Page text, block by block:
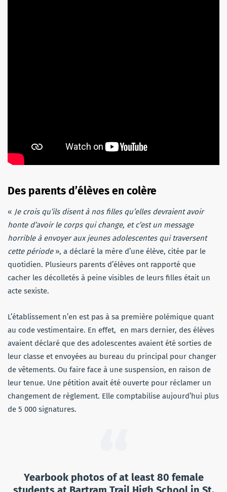
Des parents d’élèves en colère
« Je crois qu’ils disent à nos filles qu’elles devraient avoir
honte d’avoir le corps qui change, et c’est un message
horrible à envoyer aux jeunes adolescentes qui traversent
cette période», a déclaré la mère d’une élève, citée par le
quotidien. Plusieurs parents d’élèves ont rapporté que
cacher les décolletés à peine visibles de leurs filles était un
acte sexiste.
L’établissement n’en est pas à sa première polémique quant
au code vestimentaire. En effet, en mars dernier, des élèves
avaient déclaré que des adolescentes avaient été sorties de
leur classe et envoyées au bureau du principal pour changer
de vêtements. Ou faire face à une suspension, en raison de
leur tenue. Une pétition avait été ouverte pour réclamer un
changement de règlement. Elle comptabilise aujourd’hui plus
de 5 000 signatures.
Yearbook photos of at least 80 female